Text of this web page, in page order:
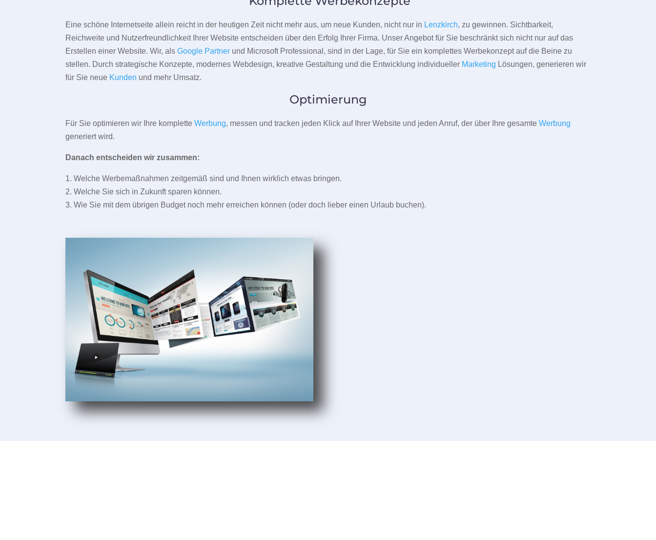
Eine schöne Internetseite allein reicht in der heutigen Zeit nicht mehr aus, um neue Kunden, nicht nur in Lenzkirch, zu gewinnen. Sichtbarkeit,
Reichweite und Nutzerfreundlichkeit Ihrer Website entscheiden über den Erfolg Ihrer Firma. Unser Angebot für Sie beschränkt sich nicht nur auf das
Erstellen einer Website. Wir, alsGoogle Partner und Microsoft Professional, sind in der Lage, für Sie ein komplettes Werbekonzept auf die Beine zu
stellen. Durch strategische Konzepte, modernes Webdesign, kreative Gestaltung und die Entwicklung individueller Marketing Lösungen, generieren wir
für Sie neue Kunden und mehr Umsatz.
Optimierung
Für Sie optimieren wir Ihre kompletteWerbung, messen und tracken jeden Klick auf Ihrer Website und jeden Anruf, der über Ihre gesamteWerbung
generiert wird.
Danach entscheiden wir zusammen:
1. Welche Werbemaßnahmen zeitgemäß sind und Ihnen wirklich etwas bringen.
2. Welche Sie sich in Zukunft sparen können.
3. Wie Sie mit dem übrigen Budget noch mehr erreichen können (oder doch lieber einen Urlaub buchen).